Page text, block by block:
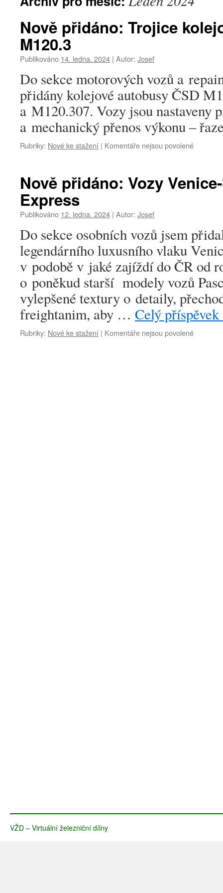
Nově přidáno: Trojice
M120.3
Publikováno 14. ledna. 2024 | Autor: Josef
Do sekce motorových vozů a
přidány kolejové autobusy ČSD
a M120.307. Vozy jsou nastaveny
a mechanický přenos výkonu –
Rubriky: Nové ke stažení | Komentáře nejsou povolenéu
Nově
ČSD
M120.3
Nově přidáno: Vozy
Express
Publikováno 12. ledna. 2024 | Autor: Josef
Do sekce osobních vozů jsem
legendárního luxusního vlaku
v podobě v jaké zajíždí do ČR od
o poněkud starší modely vozů
vylepšené textury o detaily,
freightanim, aby … Celý příspěvek
Rubriky: Nové ke stažení | Komentáře nejsou povolenéu
VŽD – Virtuální železniční dílny